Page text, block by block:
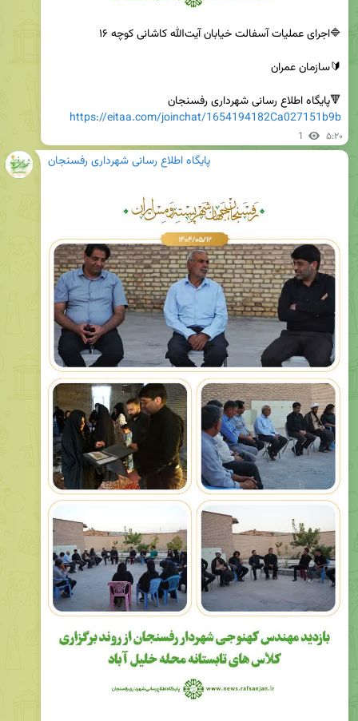
🔻پایگاه اطلاع رسانی شهرداری رفسنجان
https://eitaa.com/joinchat/1654194182Ca027151b9b
1 ۵:۲۰
پایگاه اطلاع رسانی شهرداری رفسنجان